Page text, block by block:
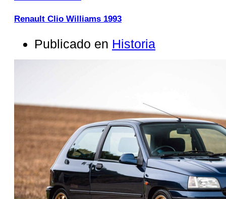
Renault Clio Williams 1993
Publicado en Historia